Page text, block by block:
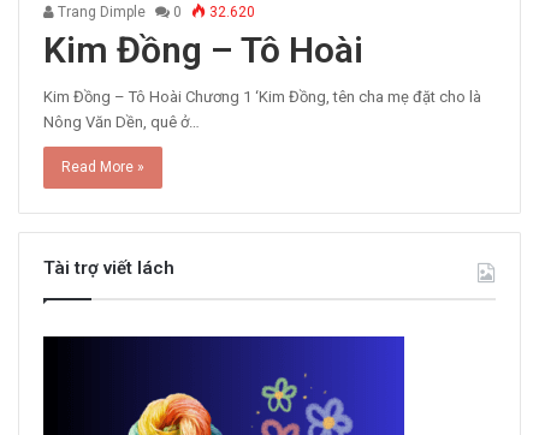
Trang Dimple 0 32.620
Kim Đồng – Tô Hoài
Kim Đồng – Tô Hoài Chương 1 ‘Kim Đồng, tên cha mẹ đặt cho là
Nông Văn Dền, quê ở…
Read More »
Tài trợ viết lách